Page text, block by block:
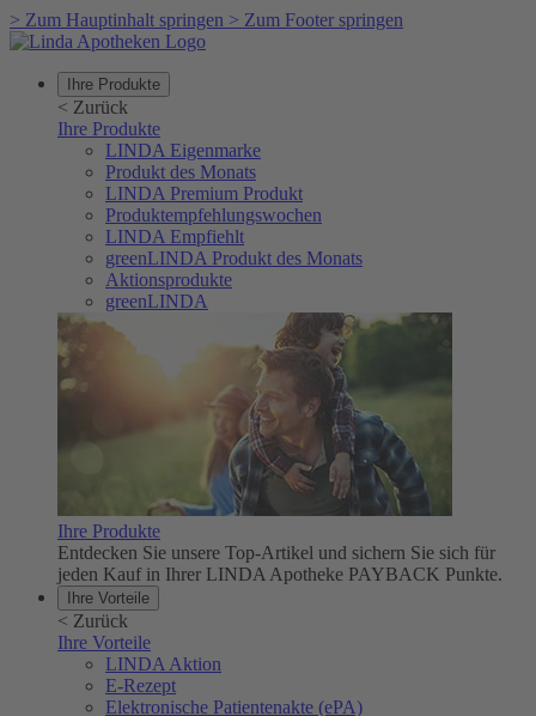
> Zum Hauptinhalt springen > Zum Footer springen
Ihre Produkte
< Zurück
Ihre Produkte
LINDA Eigenmarke
Produkt des Monats
LINDA Premium Produkt
Produktempfehlungswochen
LINDA Empfiehlt
greenLINDA Produkt des Monats
Aktionsprodukte
greenLINDA
Ihre Produkte
Entdecken Sie unsere Top-Artikel und sichern Sie sich für
jeden Kauf in Ihrer LINDA Apotheke PAYBACK Punkte.
Ihre Vorteile
< Zurück
Ihre Vorteile
LINDA Aktion
E-Rezept
Elektronische Patientenakte (ePA)